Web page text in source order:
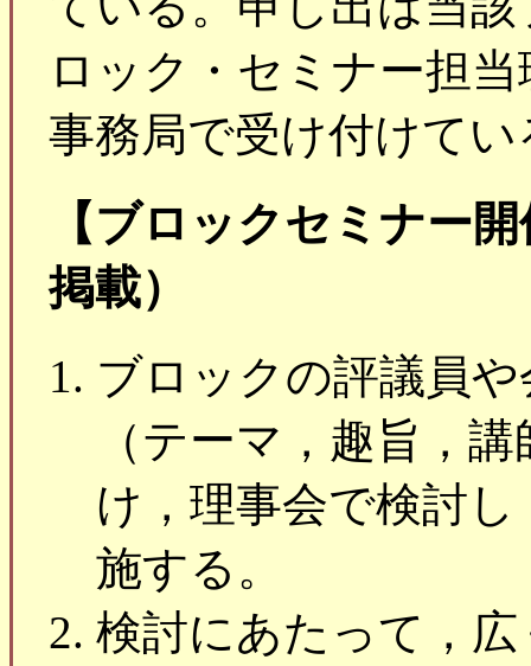
ロック・セミナー担
事務局で受け付けてい
【ブロックセミナー
掲載）
ブロックの評議員
（テーマ，趣旨，
け，理事会で検討
施する。
検討にあたって，